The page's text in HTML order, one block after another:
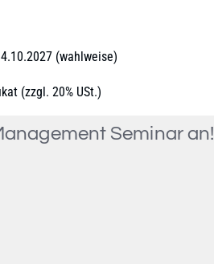
(wahlweise)
(zzgl. 20% USt.)
Seminar an!